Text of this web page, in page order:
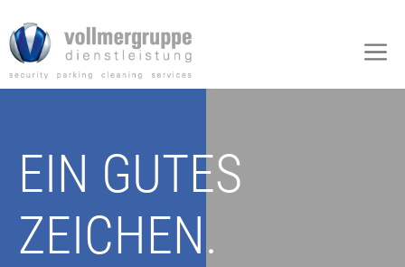
Inhalt
springen
EIN GUTES
ZEICHEN.